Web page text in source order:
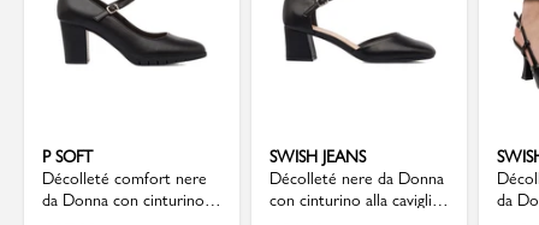
P SOFT
Décolleté comfort nere
da Donna con cinturino e
SWISH JEANS
Décolleté nere da Donna
con cinturino alla caviglia
da